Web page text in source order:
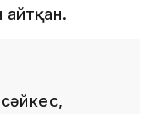
айтқан.